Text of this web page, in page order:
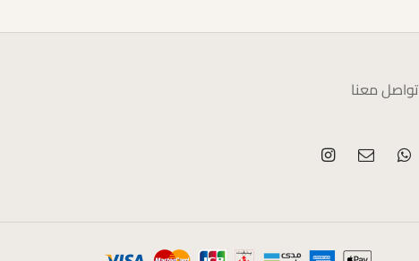
هو:
37.00 .د.ب.
تواصل معنا